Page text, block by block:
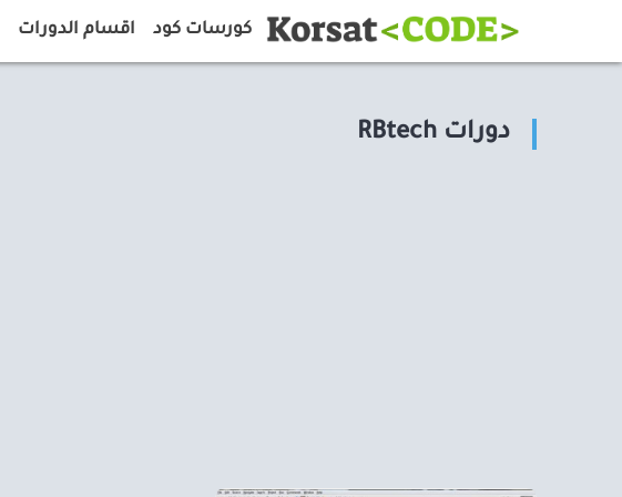
كورسات كود اقسام الدورات
دورات RBtech